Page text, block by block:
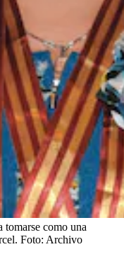
tomarse como una
Foto: Archivo